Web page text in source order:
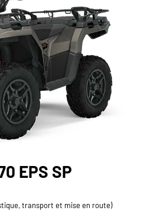
EPS SP
transport et mise en route)